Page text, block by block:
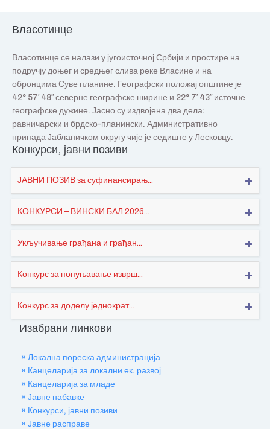
Власотинце
Власотинце се налази у југоисточној Србији и простире на
подручју доњег и средњег слива реке Власине и на
обронцима Суве планине. Географски положај општине је
42° 57′ 48″ северне географске ширине и 22° 7′ 43″ источне
географске дужине. Јасно су издвојена два дела:
равничарски и брдско-планински. Административно
припада Јабланичком округу чије је седиште у Лесковцу.
Конкурси, јавни позиви
ЈАВНИ ПОЗИВ за суфинансирањ...
КОНКУРСИ – ВИНСКИ БАЛ 2026...
Укључивање грађана и грађан...
Конкурс за попуњавање изврш...
Конкурс за доделу једнократ...
Изабрани линкови
» Локална пореска администрација
» Канцеларија за локални ек. развој
» Канцеларија за младе
» Јавне набавке
» Конкурси, јавни позиви
» Јавне расправе